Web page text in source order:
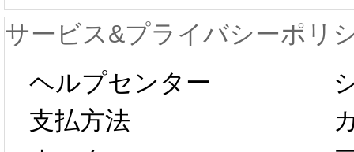
します。 2月5日
以後のご注文
プレ
新春
サービス&プライバシーポリ
ヘルプセンター
支払方法